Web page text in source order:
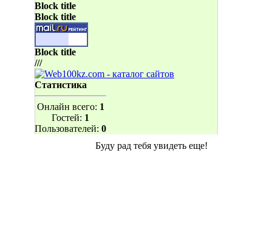
Block title
Block title
Block title
///
Статистика
Онлайн всего: 1
Гостей: 1
Пользователей: 0
Буду рад тебя увидеть еще!